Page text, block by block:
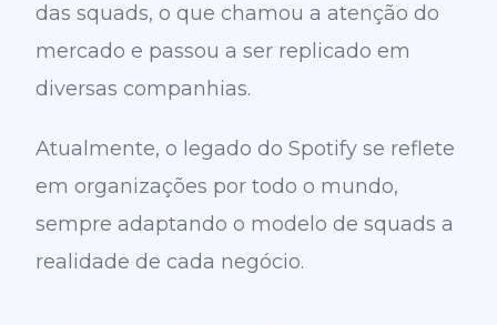
das squads, o que chamou a atenção do
mercado e passou a ser replicado em
diversas companhias.
Atualmente, o legado do Spotify se reflete
em organizações por todo o mundo,
sempre adaptando o modelo de squads a
realidade de cada negócio.